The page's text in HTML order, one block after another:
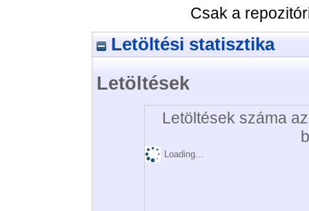
Csak a
Letöltési statisztika
Letöltések
Letöltések száma
Loading...